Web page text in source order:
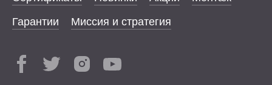
Гарантии
Миссия и стратегия